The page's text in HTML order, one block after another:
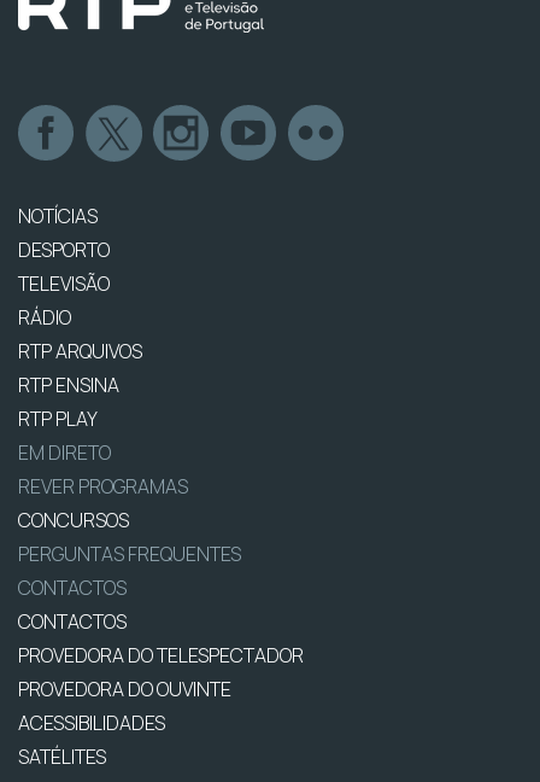
NOTÍCIAS
DESPORTO
TELEVISÃO
RÁDIO
RTP ARQUIVOS
RTP ENSINA
RTP PLAY
EM DIRETO
REVER PROGRAMAS
CONCURSOS
PERGUNTAS FREQUENTES
CONTACTOS
CONTACTOS
PROVEDORA DO TELESPECTADOR
PROVEDORA DO OUVINTE
ACESSIBILIDADES
SATÉLITES